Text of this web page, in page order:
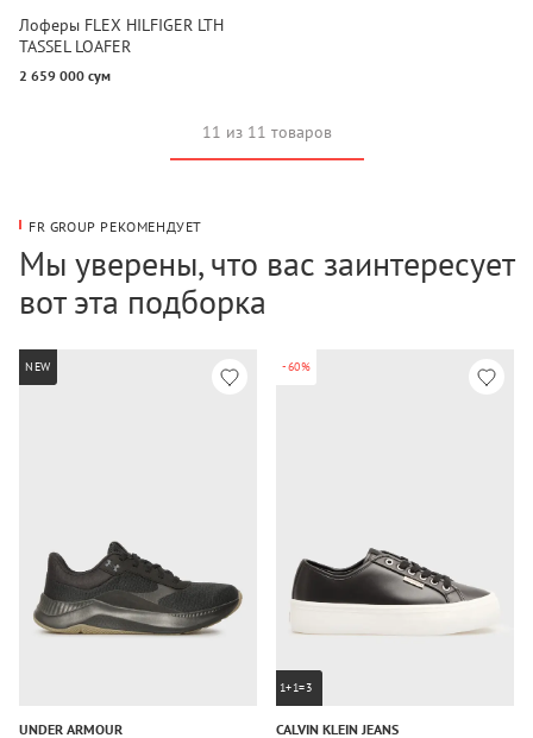
Лоферы FLEX HILFIGER LTH
TASSEL LOAFER
2 659 000 сум
11 из 11 товаров
FR GROUP РЕКОМЕНДУЕТ
Мы уверены, что вас заинтересует
вот эта подборка
NEW
UNDER ARMOUR
-60%
1+1=3
CALVIN KLEIN JEANS